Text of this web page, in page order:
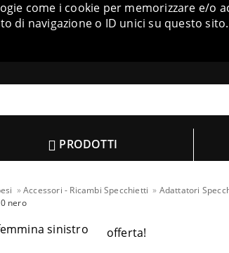
come i cookie per memorizzare e/o
di navigazione o ID unici su questo
PRODOTTI
Accessori - Ricambi Specchietti
Adattatori
nero
offerta!